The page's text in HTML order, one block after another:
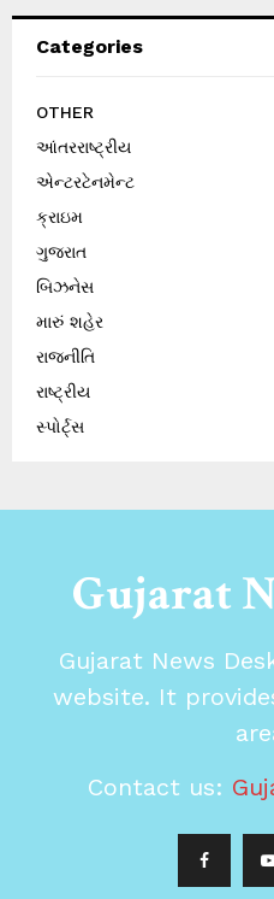
Categories
OTHER
આંતરરાષ્ટ્રીય
એન્ટરટેનમેન્ટ
ક્રાઇમ
ગુજરાત
બિઝનેસ
મારું શહેર
રાજનીતિ
રાષ્ટ્રીય
સ્પોર્ટ્સ
Gujarat
Gujarat News
website. It
Contact us: